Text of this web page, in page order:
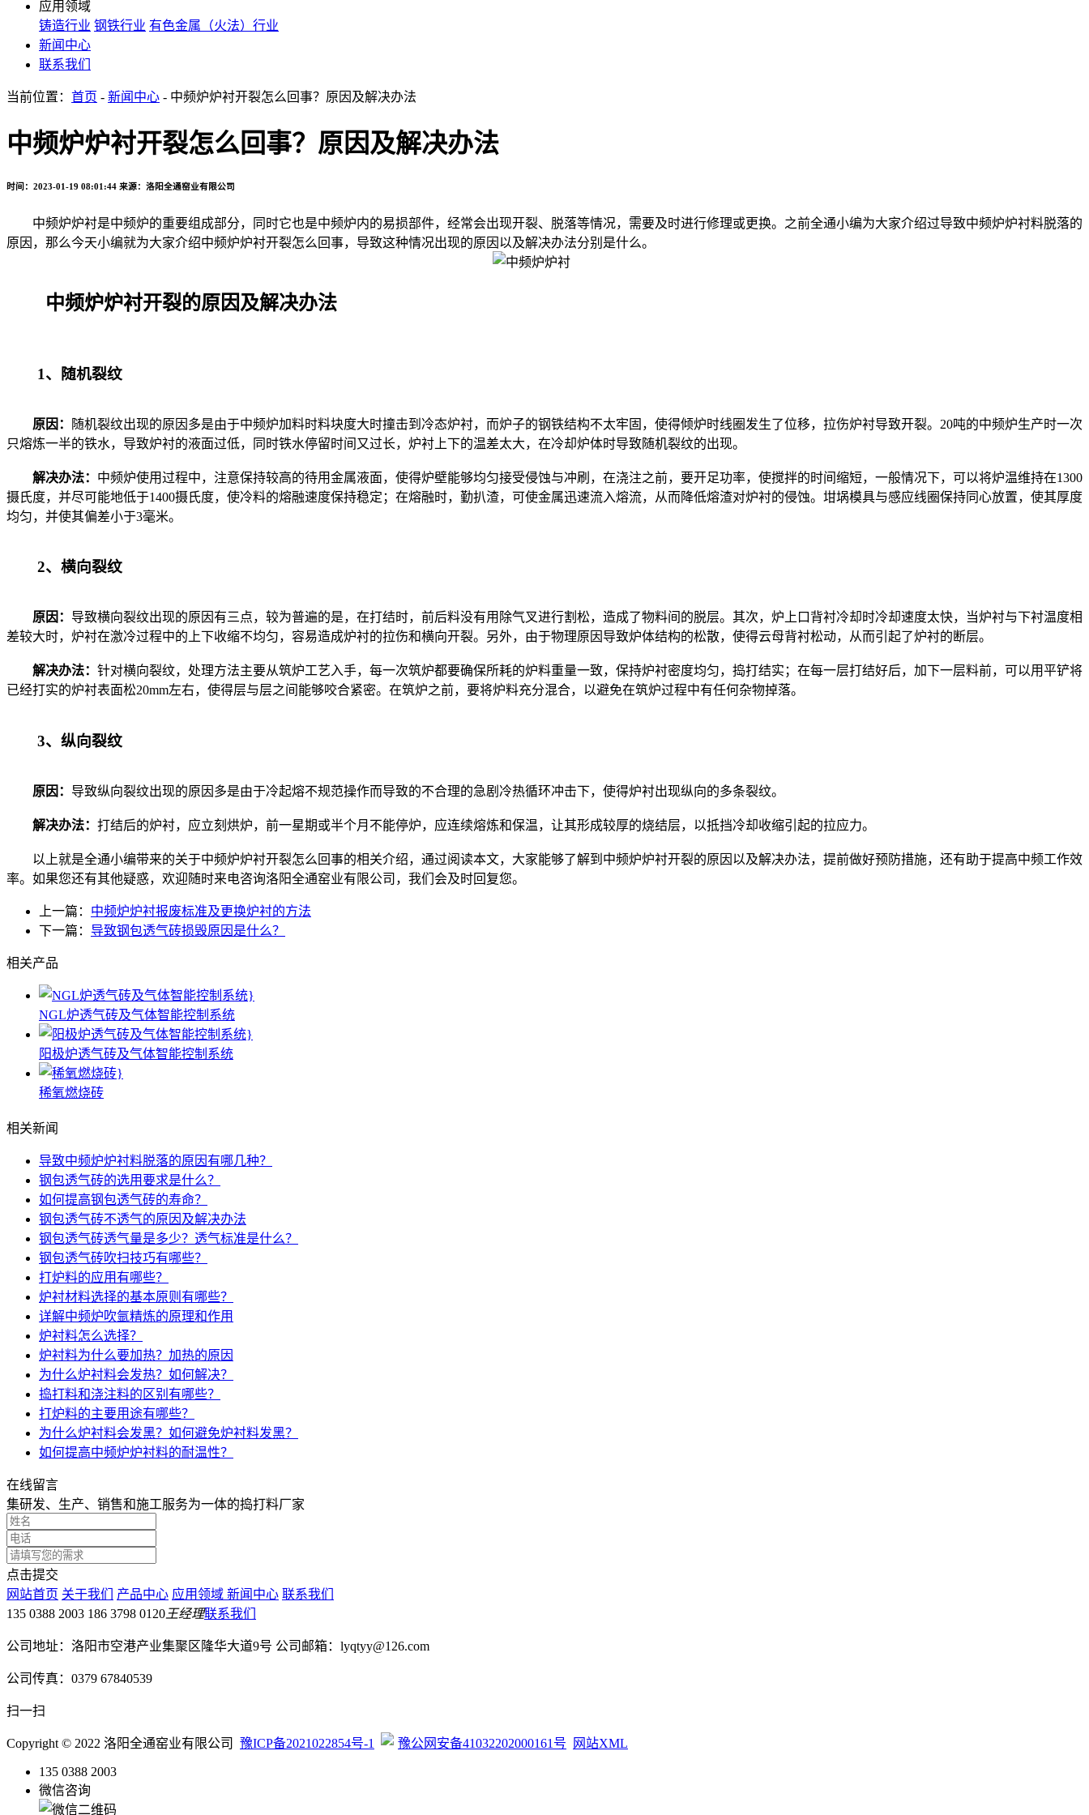
应用领域
铸造行业 钢铁行业 有色金属（火法）行业
新闻中心
联系我们
当前位置： 首页 - 新闻中心 - 中频炉炉衬开裂怎么回事？原因及解决办法
中频炉炉衬开裂怎么回事？原因及解决办法
时间：2023-01-19 08:01:44 来源：洛阳全通窑业有限公司
中频炉炉衬是中频炉的重要组成部分，同时它也是中频炉内的易损部件，经常会出现开裂、脱落等情况，需要及时进行修理或更换。之前全通小编为大家介绍过导致中频炉炉衬料脱落的
原因，那么今天小编就为大家介绍中频炉炉衬开裂怎么回事，导致这种情况出现的原因以及解决办法分别是什么。
中频炉炉衬开裂的原因及解决办法
1、随机裂纹
原因：
随机裂纹出现的原因多是由于中频炉加料时料块度大时撞击到冷态炉衬，而炉子的钢铁结构不太牢固，使得倾炉时线圈发生了位移，拉伤炉衬导致开裂。20吨的中频炉生产时一次
只熔炼一半的铁水，导致炉衬的液面过低，同时铁水停留时间又过长，炉衬上下的温差太大，在冷却炉体时导致随机裂纹的出现。
解决办法： 中频炉使用过程中，注意保持较高的待用金属液面，使得炉壁能够均匀接受侵蚀与冲刷，在浇注之前，要开足功率，使搅拌的时间缩短，一般情况下，可以将炉温维持在1300
摄氏度，并尽可能地低于1400摄氏度，使冷料的熔融速度保持稳定；在熔融时，勤扒渣，可使金属迅速流入熔流，从而降低熔渣对炉衬的侵蚀。坩埚模具与感应线圈保持同心放置，使其厚度
均匀，并使其偏差小于3毫米。
2、横向裂纹
原因： 导致横向裂纹出现的原因有三点，较为普遍的是，在打结时，前后料没有用除气叉进行割松，造成了物料间的脱层。其次，炉上口背衬冷却时冷却速度太快，当炉衬与下衬温度相
差较大时，炉衬在激冷过程中的上下收缩不均匀，容易造成炉衬的拉伤和横向开裂。另外，由于物理原因导致炉体结构的松散，使得云母背衬松动，从而引起了炉衬的断层。
解决办法： 针对横向裂纹，处理方法主要从筑炉工艺入手，每一次筑炉都要确保所耗的炉料重量一致，保持炉衬密度均匀，捣打结实；在每一层打结好后，加下一层料前，可以用平铲将
已经打实的炉衬表面松20mm左右，使得层与层之间能够咬合紧密。在筑炉之前，要将炉料充分混合，以避免在筑炉过程中有任何杂物掉落。
3、纵向裂纹
原因： 导致纵向裂纹出现的原因多是由于冷起熔不规范操作而导致的不合理的急剧冷热循环冲击下，使得炉衬出现纵向的多条裂纹。
解决办法： 打结后的炉衬，应立刻烘炉，前一星期或半个月不能停炉，应连续熔炼和保温，让其形成较厚的烧结层，以抵挡冷却收缩引起的拉应力。
以上就是全通小编带来的关于中频炉炉衬开裂怎么回事的相关介绍，通过阅读本文，大家能够了解到中频炉炉衬开裂的原因以及解决办法，提前做好预防措施，还有助于提高中频工作效
率。如果您还有其他疑惑，欢迎随时来电咨询洛阳全通窑业有限公司，我们会及时回复您。
上一篇： 中频炉炉衬报废标准及更换炉衬的方法
下一篇： 导致钢包透气砖损毁原因是什么？
相关产品
NGL炉透气砖及气体智能控制系统
阳极炉透气砖及气体智能控制系统
稀氧燃烧砖
相关新闻
导致中频炉炉衬料脱落的原因有哪几种？
钢包透气砖的选用要求是什么？
如何提高钢包透气砖的寿命？
钢包透气砖不透气的原因及解决办法
钢包透气砖透气量是多少？透气标准是什么？
钢包透气砖吹扫技巧有哪些？
打炉料的应用有哪些？
炉衬材料选择的基本原则有哪些？
详解中频炉吹氩精炼的原理和作用
炉衬料怎么选择？
炉衬料为什么要加热？加热的原因
为什么炉衬料会发热？如何解决？
捣打料和浇注料的区别有哪些？
打炉料的主要用途有哪些？
为什么炉衬料会发黑？如何避免炉衬料发黑？
如何提高中频炉炉衬料的耐温性？
在线留言
集研发、生产、销售和施工服务为一体的捣打料厂家
点击提交
网站首页 关于我们 产品中心 应用领域 新闻中心 联系我们
135 0388 2003 186 3798 0120 王经理联系我们
公司地址：洛阳市空港产业集聚区隆华大道9号 公司邮箱：lyqtyy@126.com
公司传真：0379 67840539
扫一扫
Copyright © 2022 洛阳全通窑业有限公司 豫ICP备2021022854号-1 豫公网安备41032202000161号 网站XML
135 0388 2003
微信咨询